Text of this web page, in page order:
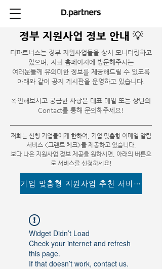
정부 지원사업 정보 안내 💡
디파트너스는 정부 지원사업들을 상시 모니터링하고
있으며, 저희 홈페이지에 방문해주시는
여러분들께 유의미한 정보를 제공해드릴 수 있도록
아래와 같이 공지 게시판을 운영하고 있습니다.
​확인해보시고 궁금한 사항은 대표 메일 또는 상단의
Contact를 통해 문의해주세요!
저희는 신청 기업들에게 한하여, 기업 맞춤형 이메일 알림
서비스 <그랜트 체크>를 제공하고 있습니다.
​보다 나은 지원사업 정보 제공을 원하시면, 아래의 버튼으
로 서비스를 신청하세요!
기업 맞춤형 지원사업 추천 서비스 이용하기
Widget Didn’t Load
Check your internet and refresh
this page.
If that doesn’t work, contact us.